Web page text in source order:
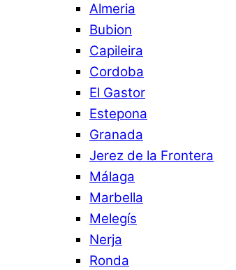
Almeria
Bubion
Capileira
Cordoba
El Gastor
Estepona
Granada
Jerez de la Frontera
Málaga
Marbella
Melegís
Nerja
Ronda